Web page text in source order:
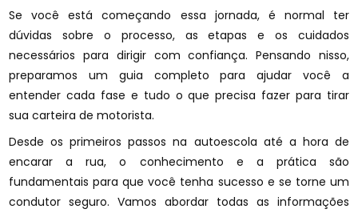
Se você está começando essa jornada, é normal ter
dúvidas sobre o processo, as etapas e os cuidados
necessários para dirigir com confiança. Pensando nisso,
preparamos um guia completo para ajudar você a
entender cada fase e tudo o que precisa fazer para tirar
sua carteira de motorista.
Desde os primeiros passos na autoescola até a hora de
encarar a rua, o conhecimento e a prática são
fundamentais para que você tenha sucesso e se torne um
condutor seguro. Vamos abordar todas as informações